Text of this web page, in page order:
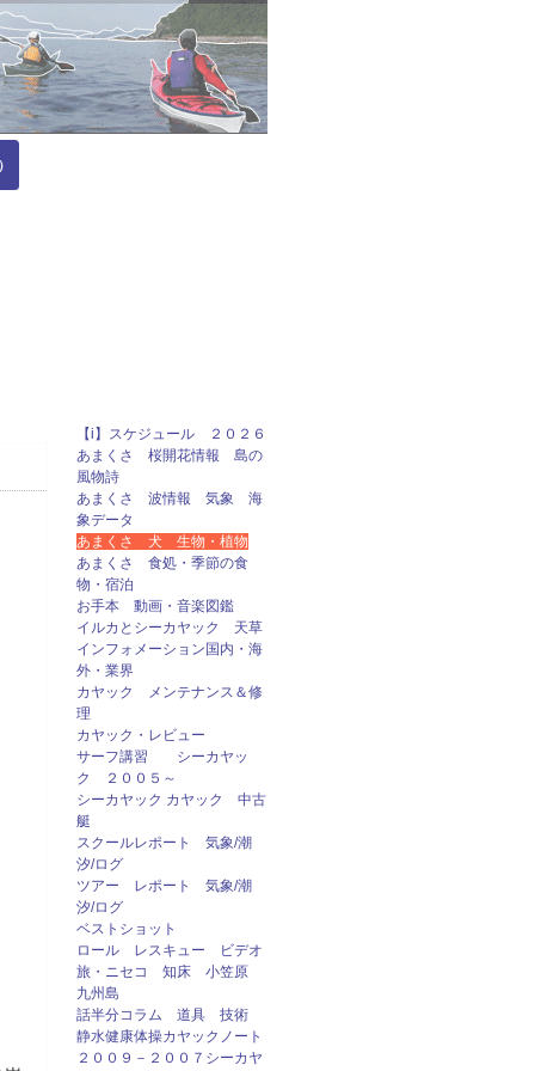
【i】スケジュール ２０２６
あまくさ 桜開花情報 島の
風物詩
あまくさ 波情報 気象 海
象データ
あまくさ 犬 生物・植物
あまくさ 食処・季節の食
物・宿泊
お手本 動画・音楽図鑑
イルカとシーカヤック 天草
インフォメーション国内・海
外・業界
カヤック メンテナンス＆修
理
カヤック・レビュー
サーフ講習 シーカヤッ
ク ２００５～
シーカヤック カヤック 中古
艇
スクールレポート 気象/潮
汐/ログ
ツアー レポート 気象/潮
汐/ログ
ベストショット
ロール レスキュー ビデオ
旅・ニセコ 知床 小笠原
九州島
話半分コラム 道具 技術
静水健康体操カヤックノート
２００９－２００７シーカヤ